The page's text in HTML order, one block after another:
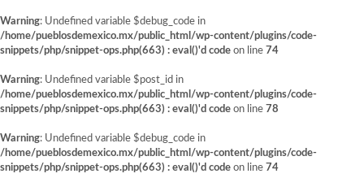
Warning: Undefined variable $debug_code in
/home/pueblosdemexico.mx/public_html/wp-content/plugins/code-
snippets/php/snippet-ops.php(663) : eval()'d code on line 74
Warning: Undefined variable $post_id in
/home/pueblosdemexico.mx/public_html/wp-content/plugins/code-
snippets/php/snippet-ops.php(663) : eval()'d code on line 78
Warning: Undefined variable $debug_code in
/home/pueblosdemexico.mx/public_html/wp-content/plugins/code-
snippets/php/snippet-ops.php(663) : eval()'d code on line 74